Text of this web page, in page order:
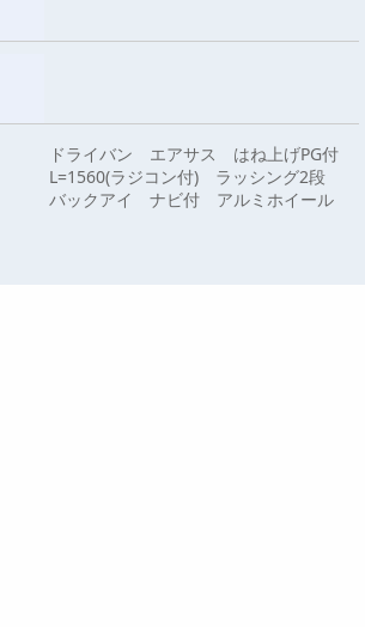
ドライバン エアサス はね上げPG付
L=1560(ラジコン付) ラッシング2段
バックアイ ナビ付 アルミホイール